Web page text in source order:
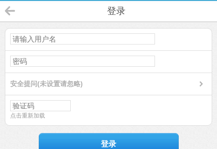
登录
安全提问(未设置请忽略)
点击重新加载
登录